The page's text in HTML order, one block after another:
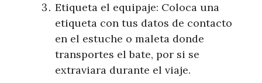
Etiqueta el equipaje: Coloca una
etiqueta con tus datos de contacto
en el estuche o maleta donde
transportes el bate, por si se
extraviara durante el viaje.